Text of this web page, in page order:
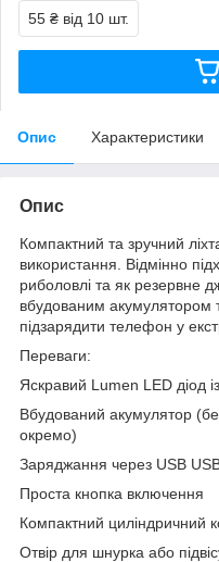
55 ₴ від 10 шт.
Опис Характеристики
Опис
Компактний та зручний
використання. Відмінно
риболовлі та як резервне
вбудованим
підзарядити телефон у
Переваги:
Яскравий Lumen LED діод
Вбудований акумулятор
окремо)
Заряджання через USB
Проста кнопка включення
Компактний циліндричний
Отвір для шнурка або